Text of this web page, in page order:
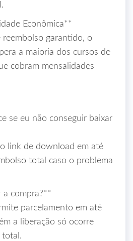
Econômica**
garantido, o
a maioria dos cursos de
cobram mensalidades
se eu não conseguir baixar
link de download em até
total caso o problema
a compra?**
parcelamento em até
a liberação só ocorre
total.